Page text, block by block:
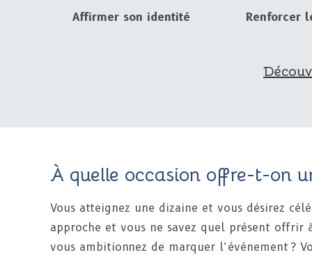
Affirmer son identité Renforcer
À quelle occasion offre-t-on
Vous atteignez une dizaine et vous désirez
approche et vous ne savez quel présent offrir
vous ambitionnez de marquer l’événement ?